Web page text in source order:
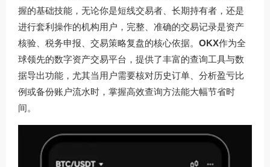
握的基础技能，无论你是短线交易者、长期持有者，还是
进行套利操作的机构用户，完整、准确的交易记录是资产
核验、税务申报、交易策略复盘的核心依据。 OKX作为全
球领先的数字资产交易平台，提供了丰富的查询工具与数
据导出功能，尤其当用户需要核对历史订单、分析盈亏比
例或备份账户流水时，掌握高效查询方法能大幅节省时
间。